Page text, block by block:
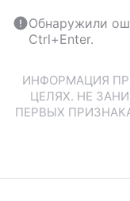
Обнаружили
Ctrl+Enter.
ИНФОРМАЦИЯ
ЦЕЛЯХ. НЕ
ПЕРВЫХ